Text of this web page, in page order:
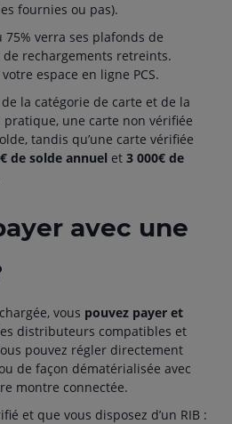
fournies ou pas).
verra ses plafonds de
rechargements retreints.
espace en ligne PCS.
la catégorie de carte et de la
pratique, une carte non vérifiée
tandis qu’une carte vérifiée
de solde annuel et3 000€ de
avec une
vous pouvez payer et
distributeurs compatibles et
pouvez régler directement
de façon dématérialisée avec
montre connectée.
et que vous disposez d’un RIB :